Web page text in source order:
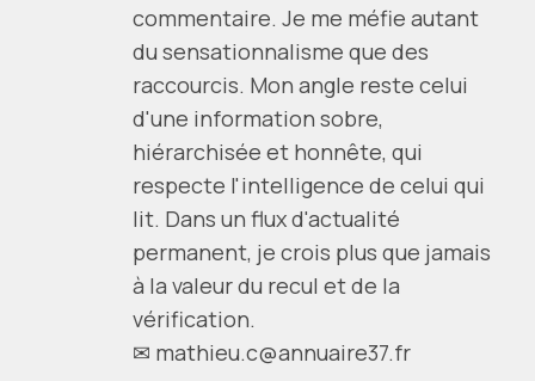
commentaire. Je me méfie autant
du sensationnalisme que des
raccourcis. Mon angle reste celui
d'une information sobre,
hiérarchisée et honnête, qui
respecte l'intelligence de celui qui
lit. Dans un flux d'actualité
permanent, je crois plus que jamais
à la valeur du recul et de la
vérification.
✉ mathieu.c@annuaire37.fr